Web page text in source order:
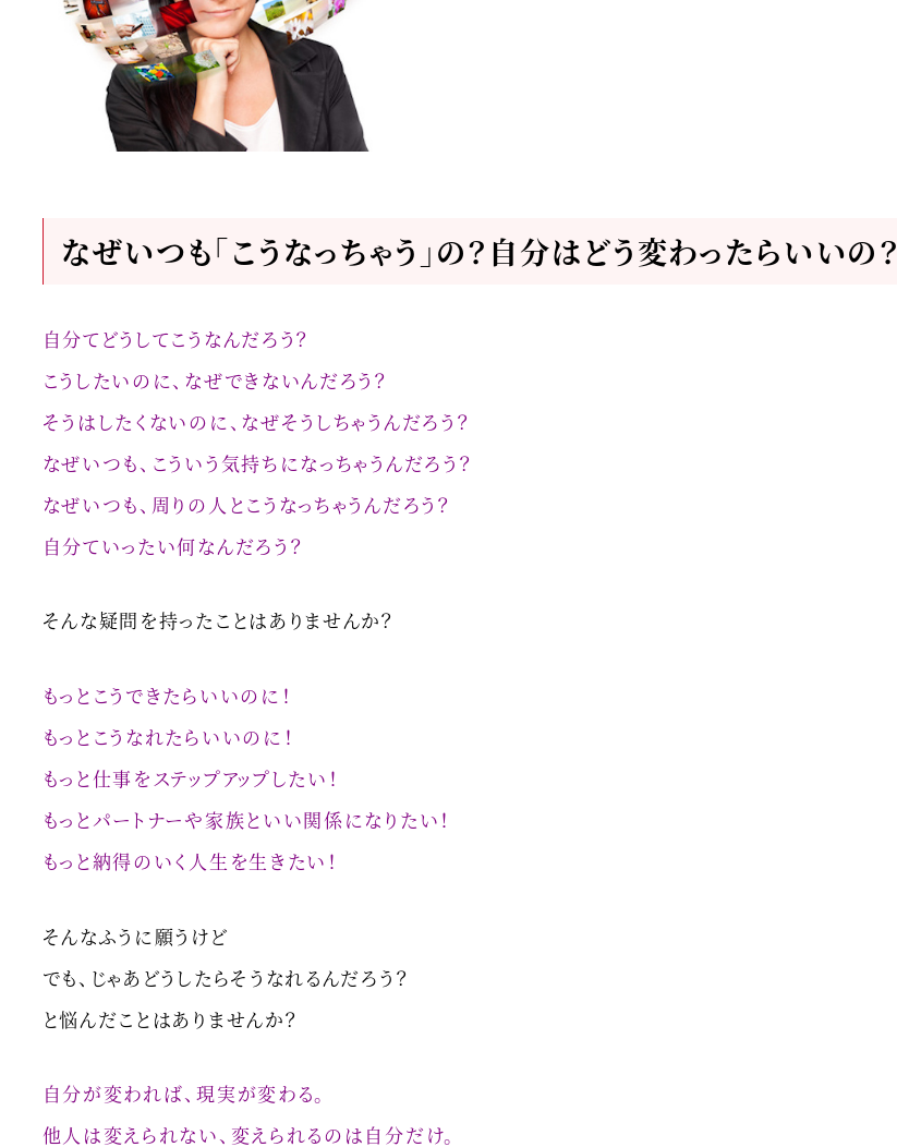
なぜいつも「こうなっちゃう」の？自分はどう変わったらいいの？
自分てどうしてこうなんだろう？
こうしたいのに、なぜできないんだろう？
そうはしたくないのに、なぜそうしちゃうんだろう？
なぜいつも、こういう気持ちになっちゃうんだろう？
なぜいつも、周りの人とこうなっちゃうんだろう？
自分ていったい何なんだろう？
そんな疑問を持ったことはありませんか？
もっとこうできたらいいのに！
もっとこうなれたらいいのに！
もっと仕事をステップアップしたい！
もっとパートナーや家族といい関係になりたい！
もっと納得のいく人生を生きたい！
そんなふうに願うけど
でも、じゃあどうしたらそうなれるんだろう？
と悩んだことはありませんか？
自分が変われば、現実が変わる。
他人は変えられない、変えられるのは自分だけ。